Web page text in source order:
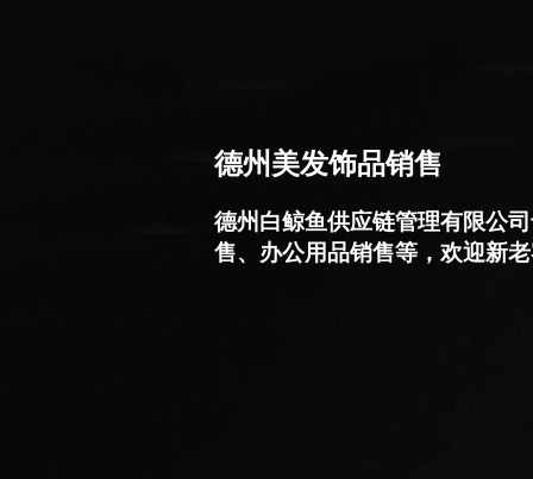
德州美发饰品销售
德州白鲸鱼供应链管理有限公
售、办公用品销售等，欢迎新